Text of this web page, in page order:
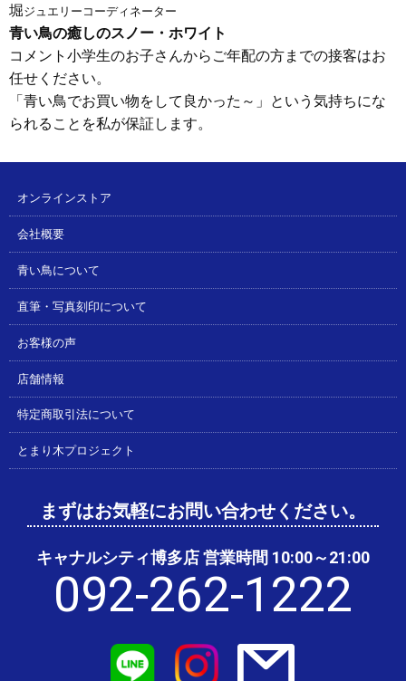
堀ジュエリーコーディネーター
青い鳥の癒しのスノー・ホワイト
コメント小学生のお子さんからご年配の方までの接客はお
任せください。
「青い鳥でお買い物をして良かった～」という気持ちにな
られることを私が保証します。
オンラインストア
会社概要
青い鳥について
直筆・写真刻印について
お客様の声
店舗情報
特定商取引法について
とまり木プロジェクト
まずはお気軽にお問い合わせください。
キャナルシティ博多店 営業時間 10:00～21:00
092-262-1222